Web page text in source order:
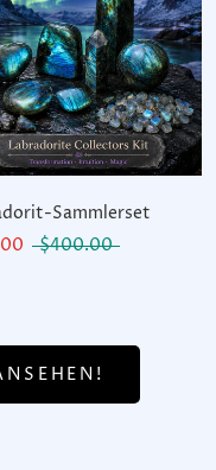
Sammlerset
$400.00